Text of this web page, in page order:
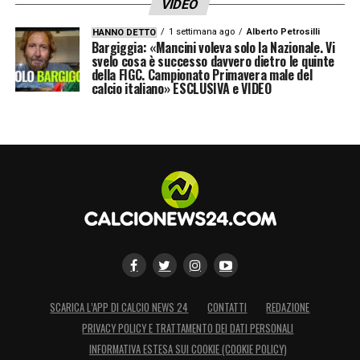
LA PLAYLIST DELLE NOSTRE TOP NEWS
VIDEO
HANNO DETTO 1 settimana ago Alberto Petrosilli
Bargiggia: «Mancini voleva solo la Nazionale. Vi
svelo cosa è successo davvero dietro le quinte
della FIGC. Campionato Primavera male del
calcio italiano» ESCLUSIVA e VIDEO
SCARICA L’APP DI CALCIO NEWS 24 CONTATTI
REDAZIONE
PRIVACY POLICY E TRATTAMENTO DEI DATI PERSONALI
INFORMATIVA ESTESA SUI COOKIE (COOKIE POLICY)